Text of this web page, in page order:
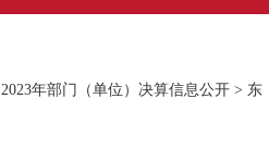
2023年部门（单位）决算信息公开 > 东